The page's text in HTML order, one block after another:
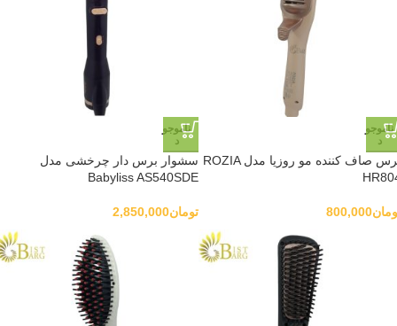
ناموجو
د
برس صاف کننده مو روزیا مدل ROZIA
800,000
ناموجو
د
سشوار برس دار چرخشی مدل
Babyliss AS540SDE
تومان2,850,000